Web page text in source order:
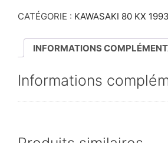
CATÉGORIE : KAWASAKI 80 KX 1993
INFORMATIONS
Informations